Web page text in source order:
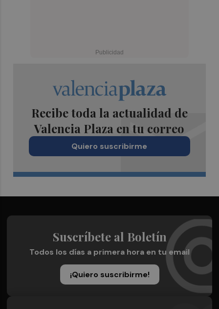
Recibe toda la actualidad de
Valencia Plaza en tu correo
Quiero suscribirme
Suscríbete al Boletín
Todos los días a primera hora en tu email
¡Quiero suscribirme!